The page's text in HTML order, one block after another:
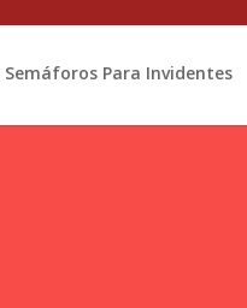
Semáforos Para Invidentes